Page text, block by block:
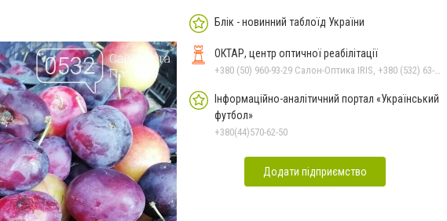
Блік - новинний таблоїд України
ОКТАР, центр оптичної реабілітації
Інформаційно-аналітичний портал «Український
футбол»
+380(44)570-62-50
Додати підприємство